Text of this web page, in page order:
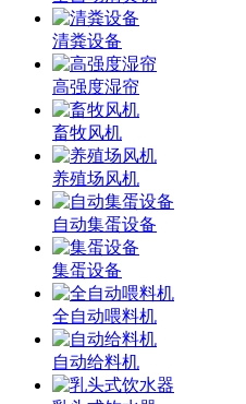
清粪设备
高强度湿帘
畜牧风机
养殖场风机
自动集蛋设备
集蛋设备
全自动喂料机
自动给料机